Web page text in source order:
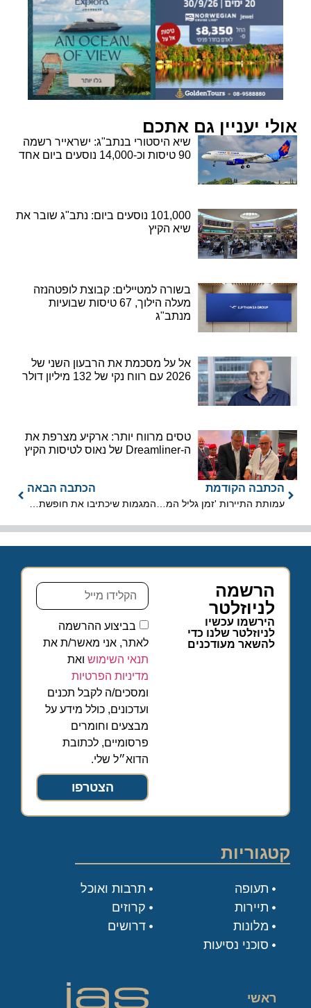
אולי יעניין גם אתכם
שיא היסטורי בנתב"ג: ישראייר רשמה
90 טיסות וכ-14,000 נוסעים ביום אחד
101,000 נוסעים ביום: נתב"ג שובר את
שיא הקיץ
בשורה למטיילים: קבוצת לופטהנזה
מעלה הילוך, 67 טיסות שבועיות
מנתב"ג
אל על מסכמת את הרבעון השני של
2026 עם רווח נקי של 132 מיליון דולר
טסים מרווח יותר: ארקיע מצרפת את
ה-Dreamliner של נאוס לטיסות הקיץ
הכתבה הקודמת הכתבה הבאה
הרשמה
לניוזלטר
הירשמו עכשיו
לניוזלטר שלנו כדי
להשאר מעודכנים
בביצוע ההרשמה
לאתר, אני מאשר/ת את
תנאי השימוש ואת
מדיניות הפרטיות
ומסכים/ה לקבל תכנים
ועדכונים, כולל מידע על
מבצעים וחומרים
פרסומיים, לכתובת
הדוא״ל שלי.
הצטרפו
קטגוריות
תעופה
תיירות
מלונות
סוכני נסיעות
תרבות ואוכל
קרוזים
דרושים
ראשי